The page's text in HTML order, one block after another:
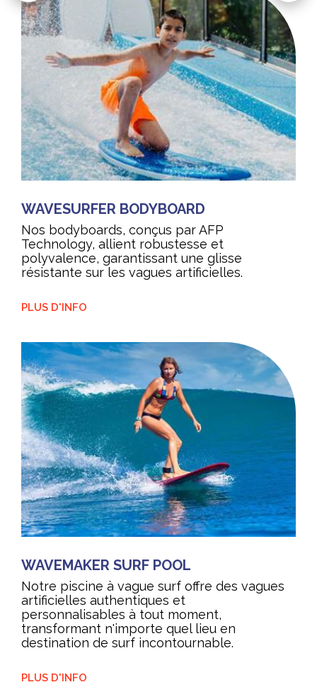
WAVESURFER BODYBOARD
Nos bodyboards, conçus par AFP
Technology, allient robustesse et
polyvalence, garantissant une glisse
résistante sur les vagues artificielles.
PLUS D'INFO
WAVEMAKER SURF POOL
Notre piscine à vague surf offre des vagues
artificielles authentiques et
personnalisables à tout moment,
transformant n'importe quel lieu en
destination de surf incontournable.
PLUS D'INFO